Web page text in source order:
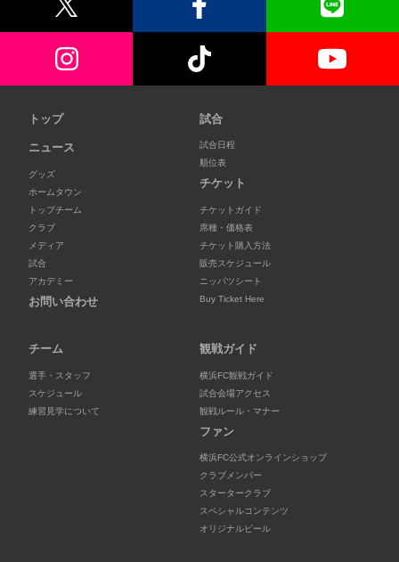
トップ
ニュース
グッズ
ホームタウン
トップチーム
クラブ
メディア
試合
アカデミー
お問い合わせ
試合
試合日程
順位表
チケット
チケットガイド
席種・価格表
チケット購入方法
販売スケジュール
ニッパツシート
Buy Ticket Here
チーム
選手・スタッフ
スケジュール
練習見学について
観戦ガイド
横浜FC観戦ガイド
試合会場アクセス
観戦ルール・マナー
ファン
横浜FC公式オンラインショップ
クラブメンバー
スタータークラブ
スペシャルコンテンツ
オリジナルビール